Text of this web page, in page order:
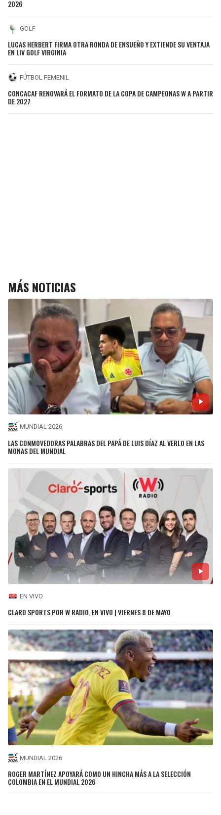
2026
GOLF
LUCAS HERBERT FIRMA OTRA RONDA DE ENSUEÑO Y EXTIENDE SU VENTAJA
EN LIV GOLF VIRGINIA
FÚTBOL FEMENIL
CONCACAF RENOVARÁ EL FORMATO DE LA COPA DE CAMPEONAS W A PARTIR
DE 2027
MÁS NOTICIAS
MUNDIAL 2026
LAS CONMOVEDORAS PALABRAS DEL PAPÁ DE LUIS DÍAZ AL VERLO EN LAS
MONAS DEL MUNDIAL
EN VIVO
CLARO SPORTS POR W RADIO, EN VIVO | VIERNES 8 DE MAYO
MUNDIAL 2026
ROGER MARTÍNEZ APOYARÁ COMO UN HINCHA MÁS A LA SELECCIÓN
COLOMBIA EN EL MUNDIAL 2026